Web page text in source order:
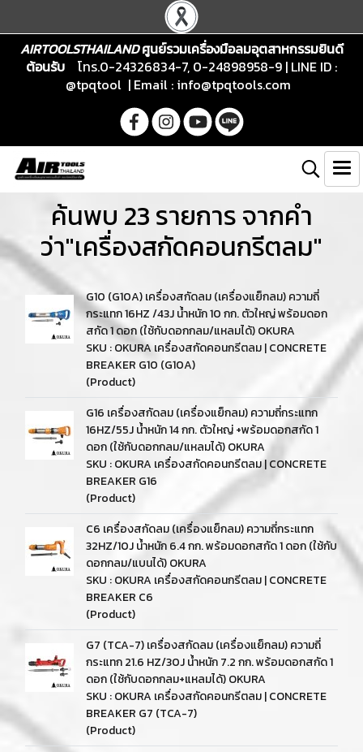
AIRTOOLSTHAILANDศูนย์รวมเครื่องมือลมอุตสาหกรรมยินดี
ต้อนรับ
โทร.0-24326834-7, 0-24898958-9 | LINE ID :
@tpqtool | Email : info@tpqtools.com
ค้นพบ 23 รายการ จากคำ
ว่า"เครื่องสกัดคอนกรีตลม"
G10 (G10A) เครื่องสกัดลม (เครื่องแย็กลม) ความถี่
กระแทก 16HZ /43J น้ำหนัก 10 กก. ตัวใหญ่ พร้อมดอก
สกัด 1 ดอก (ใช้กับดอกกลม/แหลมได้) OKURA
SKU : OKURA เครื่องสกัดคอนกรีตลม | CONCRETE
BREAKER G10 (G10A)
(Product)
G16 เครื่องสกัดลม (เครื่องแย็กลม) ความถี่กระแทก
16HZ/55J น้ำหนัก 14 กก. ตัวใหญ่ +พร้อมดอกสกัด 1
ดอก (ใช้กับดอกกลม/แหลมได้) OKURA
SKU : OKURA เครื่องสกัดคอนกรีตลม | CONCRETE
BREAKER G16
(Product)
C6 เครื่องสกัดลม (เครื่องแย็กลม) ความถี่กระแทก
32HZ/10J น้ำหนัก 6.4 กก. พร้อมดอกสกัด 1 ดอก (ใช้กับ
ดอกกลม/แบนได้) OKURA
SKU : OKURA เครื่องสกัดคอนกรีตลม | CONCRETE
BREAKER C6
(Product)
G7 (TCA-7) เครื่องสกัดลม (เครื่องแย็กลม) ความถี่
กระแทก 21.6 HZ/30J น้ำหนัก 7.2 กก. พร้อมดอกสกัด 1
ดอก (ใช้กับดอกกลม+แหลมได้) OKURA
SKU : OKURA เครื่องสกัดคอนกรีตลม | CONCRETE
BREAKER G7 (TCA-7)
(Product)